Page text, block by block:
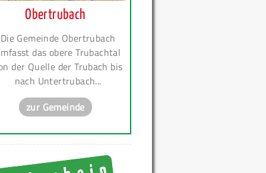
Obertrubach
Die Gemeinde Obertrubach
das obere Trubachtal
der Quelle der Trubach bis
nach Untertrubach...
zur Gemeinde